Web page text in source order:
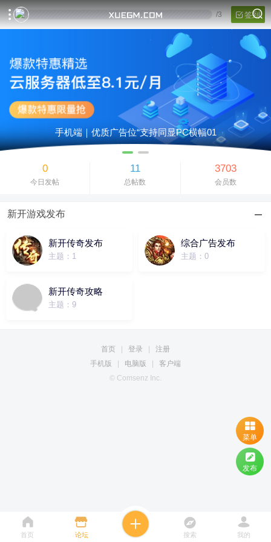
/3 签到
手机端｜优质广告位“支持同显PC横幅01
0
今日发帖
11
总帖数
3703
会员数
新开游戏发布
新开传奇发布
主题：1
综合广告发布
主题：0
新开传奇攻略
主题：9
首页 登录
注册
手机版
电脑版
客户端
© Comsenz Inc.
首页 论坛 搜索 我的
菜单
发布